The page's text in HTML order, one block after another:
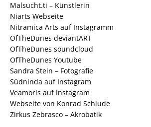
Malsucht.ti – Künstlerin
Niarts Webseite
Nitramica Arts auf Instagramm
OfTheDunes deviantART
OfTheDunes soundcloud
OfTheDunes Youtube
Sandra Stein – Fotografie
Südninda auf Instagram
Veamoris auf Instagram
Webseite von Konrad Schlude
Zirkus Zebrasco – Akrobatik